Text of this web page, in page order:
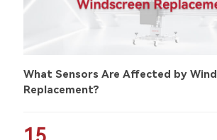
What Sensors Are Affected by
Replacement?